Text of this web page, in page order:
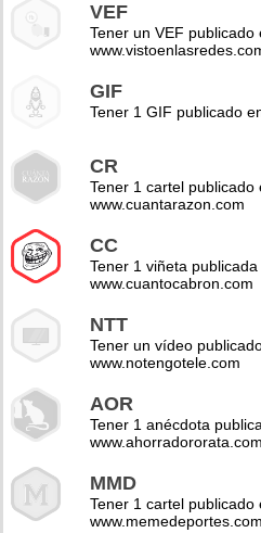
VEF
Tener un VEF publicado
GIF
Tener 1 GIF publicado
CR
Tener 1 cartel publicado
www.cuantarazon.com
CC
Tener 1 viñeta publicada
www.cuantocabron.com
NTT
Tener un vídeo
www.notengotele.com
AOR
Tener 1 anécdota
www.ahorradororata.com
MMD
Tener 1 cartel publicado
www.memedeportes.com